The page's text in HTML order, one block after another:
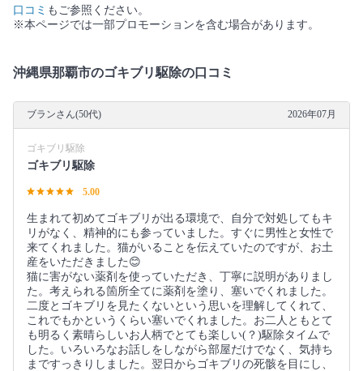
口コミ もご参照ください。
※本ページでは一部プロモーションを含む場合があります。
沖縄県那覇市のゴキブリ駆除の口コミ
ブランさん(50代) 2026年07月
ゴキブリ駆除
ゴキブリ駆除
5.00
生まれて初めてゴキブリが出る環境で、自分で対処してもキ
リがなく、精神的にも参っていました。すぐに男性と女性で
来てくれました。猫がいることを伝えていたのですが、お土
産をいただきました😊
猫に害がない薬剤を使っていただき、丁寧に説明がありまし
た。考えられる箇所全てに薬剤を塗り、塞いでくれました。
二度とゴキブリを見たくないという思いを理解してくれて、
これでもかというくらい塞いでくれました。お二人ともとて
も明るく素晴らしいお人柄でとても楽しい(？)駆除タイムで
した。いろいろなお話しをしながら部屋だけでなく、気持ち
まですっきりしました。翌日からゴキブリの死骸を目にし、